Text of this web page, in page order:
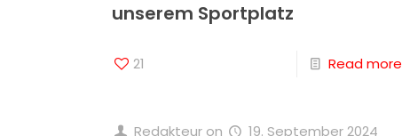
unserem Sportplatz
21 Read more
Redakteur on 19. September 2024